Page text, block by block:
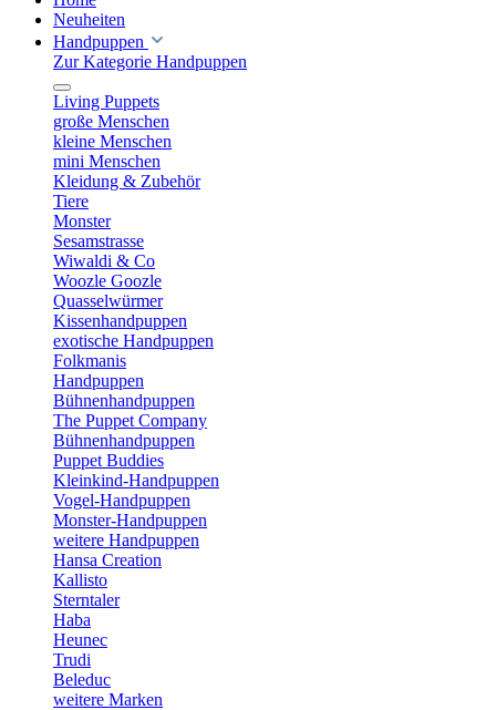
Neuheiten
Handpuppen
Zur Kategorie Handpuppen
Living Puppets
große Menschen
kleine Menschen
mini Menschen
Kleidung & Zubehör
Tiere
Monster
Sesamstrasse
Wiwaldi & Co
Woozle Goozle
Quasselwürmer
Kissenhandpuppen
exotische Handpuppen
Folkmanis
Handpuppen
Bühnenhandpuppen
The Puppet Company
Bühnenhandpuppen
Puppet Buddies
Kleinkind-Handpuppen
Vogel-Handpuppen
Monster-Handpuppen
weitere Handpuppen
Hansa Creation
Kallisto
Sterntaler
Haba
Heunec
Trudi
Beleduc
weitere Marken